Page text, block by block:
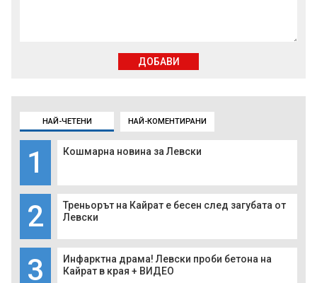
НАЙ-ЧЕТЕНИ НАЙ-КОМЕНТИРАНИ
1 Кошмарна новина за Левски
2
Треньорът на Кайрат е бесен след загубата от
Левски
3
Инфарктна драма! Левски проби бетона на
Кайрат в края + ВИДЕО
ДОБАВИ